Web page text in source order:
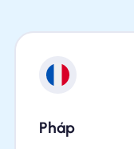
Pháp